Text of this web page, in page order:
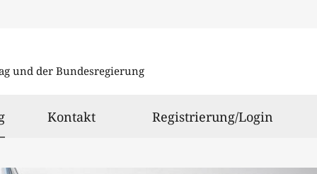
und der Bundesregierung
ausgewählt
Kontakt Registrierung/Login